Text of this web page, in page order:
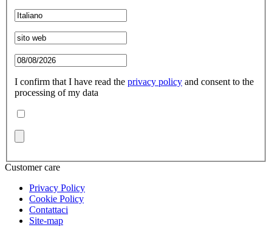
I confirm that I have read the privacy policy and consent to the
processing of my data
Customer care
Privacy Policy
Cookie Policy
Contattaci
Site-map